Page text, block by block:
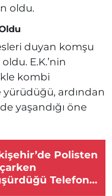
oldu.
duyan komşu
E.K.’nin
kombi
ardından
yaşandığı öne
Polisten
Telefon